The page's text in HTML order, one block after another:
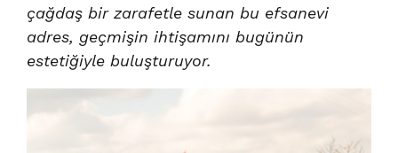
çağdaş bir zarafetle sunan bu efsanevi
adres, geçmişin ihtişamını bugünün
estetiğiyle buluşturuyor.